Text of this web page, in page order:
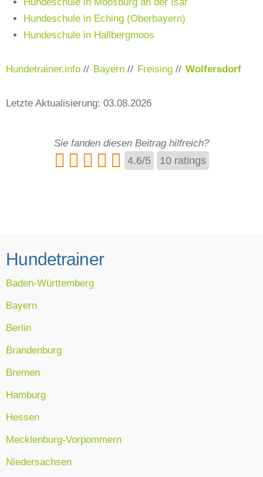
Hundeschule in Eching (Oberbayern)
Hundeschule in Hallbergmoos
Hundetrainer.info // Bayern // Freising // Wolfersdorf
Letzte Aktualisierung: 03.08.2026
Sie fanden diesen Beitrag hilfreich?
4.6/5 10 ratings
Hundetrainer
Baden-Württemberg
Bayern
Berlin
Brandenburg
Bremen
Hamburg
Hessen
Mecklenburg-Vorpommern
Niedersachsen